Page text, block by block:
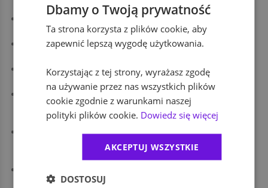
działania.
Spokojne wdrożenie – dni adaptacyjne, wprowadzenie i wsparcie
buddy’ego.
Możliwość wykonywania zadań zarówno zdalnie jak i w
Realne możliwości rozwoju wewnątrz banku oraz w strukturach
Grupy Credit Agricole w Polsce.
Inicjatywy – rozwojowe, charytatywne, wellbeingowe i sportowe.
Zależy nam, by wspierać dobre samopoczucie zespołu i robić
razem coś dobrego.
Możliwość dołączenia do sieci wewnętrznych zrzeszających
osoby o wspólnych zainteresowaniach lub w podobnej sytuacji
życiowej (np. mamy/ojcowie).
autentyczność.
Dbamy o Twoją prywatność
Ta strona korzysta z plików cookie, aby
zapewnić lepszą wygodę użytkowania.
Korzystając z tej strony, wyrażasz zgodę
na używanie przez nas wszystkich plików
cookie zgodnie z warunkami naszej
polityki plików cookie. Dowiedz się więcej
AKCEPTUJ WSZYSTKIE
DOSTOSUJ